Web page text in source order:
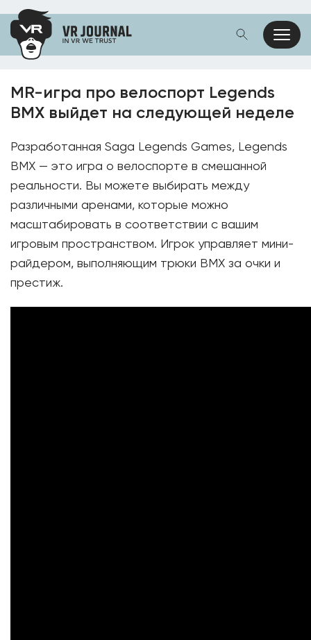
MR-игра про велоспорт Legends
BMX выйдет на следующей неделе
Разработанная Saga Legends Games, Legends
BMX — это игра о велоспорте в смешанной
реальности. Вы можете выбирать между
различными аренами, которые можно
масштабировать в соответствии с вашим
игровым пространством. Игрок управляет мини-
райдером, выполняющим трюки BMX за очки и
престиж.